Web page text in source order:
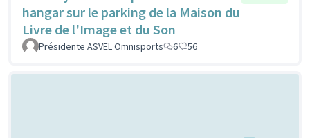
hangar sur le parking de la Maison du
Livre de l'Image et du Son
Présidente ASVEL Omnisports 6 56